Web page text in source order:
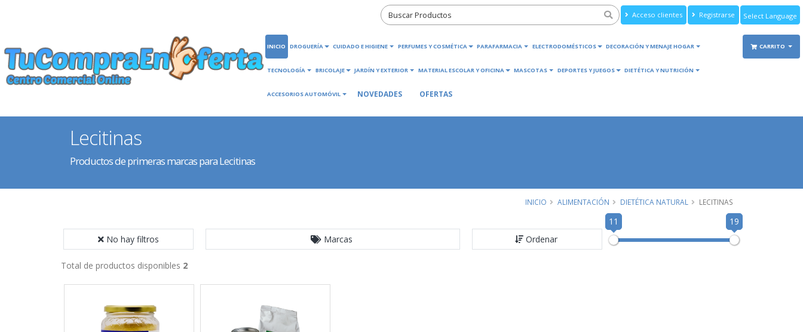
Acceso clientes Registrarse
Translate
INICIO DROGUERÍA CUIDADO E HIGIENE PERFUMES Y COSMÉTICA PARAFARMACIA ELECTRODOMÉSTICOS DECORACIÓN Y MENAJE HOGAR
TECNOLOGÍA BRICOLAJE JARDÍN Y EXTERIOR MATERIAL ESCOLAR Y OFICINA MASCOTAS DEPORTES Y JUEGOS DIETÉTICA Y NUTRICIÓN
ACCESORIOS AUTOMÓVIL NOVEDADES OFERTAS
CARRITO
Lecitinas
Productos de primeras marcas para Lecitinas
INICIO ALIMENTACIÓN DIETÉTICA NATURAL LECITINAS
No hay filtros Marcas Ordenar
11 19
Total de productos disponibles 2